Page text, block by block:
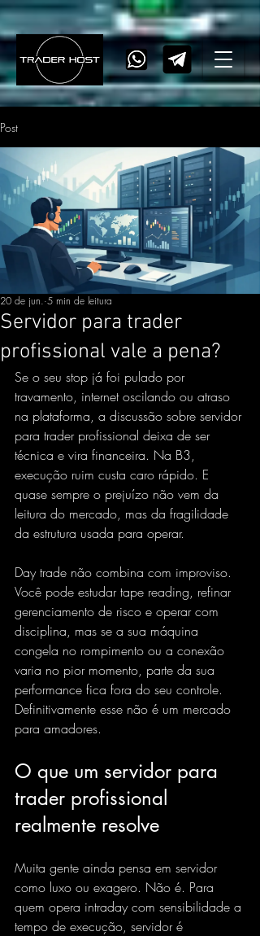
Post
Servidor para trader
profissional vale a pena?
20 de jun. 5 min de leitura
Se o seu stop já foi pulado por
travamento, internet oscilando ou atraso
na plataforma, a discussão sobre servidor
para trader profissional deixa de ser
técnica e vira financeira. Na B3,
execução ruim custa caro rápido. E
quase sempre o prejuízo não vem da
leitura do mercado, mas da fragilidade
da estrutura usada para operar.
Day trade não combina com improviso.
Você pode estudar tape reading, refinar
gerenciamento de risco e operar com
disciplina, mas se a sua máquina
congela no rompimento ou a conexão
varia no pior momento, parte da sua
performance fica fora do seu controle.
Definitivamente esse não é um mercado
para amadores.
O que um servidor para
trader profissional
realmente resolve
Muita gente ainda pensa em servidor
como luxo ou exagero. Não é. Para
quem opera intraday com sensibilidade a
tempo de execução, servidor é